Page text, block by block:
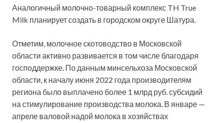
Аналогичный молочно-товарный комплекс TH True
Milk планирует создать в городском округе Шатура.
Отметим, молочное скотоводство в Московской
области активно развивается в том числе благодаря
господдержке. По данным минсельхоза Московской
области, к началу июня 2022 года производителям
региона было выплачено более 1 млрд руб. субсидий
на стимулирование производства молока. В январе —
апреле валовой надой молока в хозяйствах